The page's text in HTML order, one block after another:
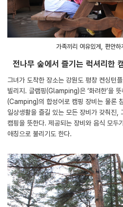
가족끼리 여유있게, 편안하
전나무 숲에서 즐기는 럭셔리한
그녀가 도착한 장소는 강원도 평창 켄싱턴
빌리지. 글램핑(Glamping)은 ‘화려한’을
(Camping)의 합성어로 캠핑 장비는 물론
일상생활을 즐길 있는 모든 장비가 갖춰진,
캠핑을 뜻한다. 제공되는 장비와 음식 모두
애칭으로 불리기도 한다.